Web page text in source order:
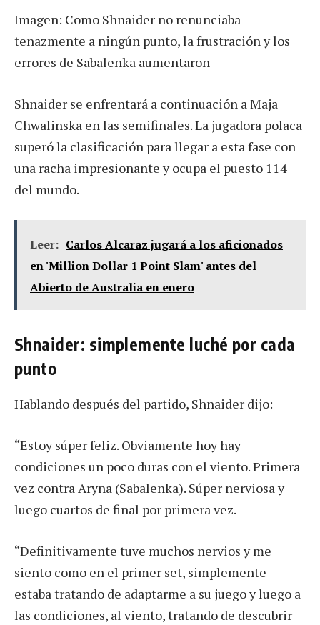
Imagen: Como Shnaider no renunciaba
tenazmente a ningún punto, la frustración y los
errores de Sabalenka aumentaron
Shnaider se enfrentará a continuación a Maja
Chwalinska en las semifinales. La jugadora polaca
superó la clasificación para llegar a esta fase con
una racha impresionante y ocupa el puesto 114
del mundo.
Leer: Carlos Alcaraz jugará a los aficionados
en 'Million Dollar 1 Point Slam' antes del
Abierto de Australia en enero
Shnaider: simplemente luché por cada
punto
Hablando después del partido, Shnaider dijo:
“Estoy súper feliz. Obviamente hoy hay
condiciones un poco duras con el viento. Primera
vez contra Aryna (Sabalenka). Súper nerviosa y
luego cuartos de final por primera vez.
“Definitivamente tuve muchos nervios y me
siento como en el primer set, simplemente
estaba tratando de adaptarme a su juego y luego a
las condiciones, al viento, tratando de descubrir